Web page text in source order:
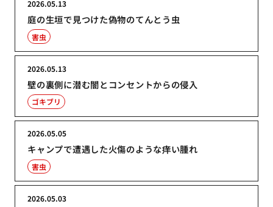
庭の生垣で見つけた偽物のてんとう虫
2026.05.13
害虫
壁の裏側に潜む闇とコンセントからの侵入
2026.05.13
ゴキブリ
キャンプで遭遇した火傷のような痒い腫れ
2026.05.05
害虫
2026.05.03